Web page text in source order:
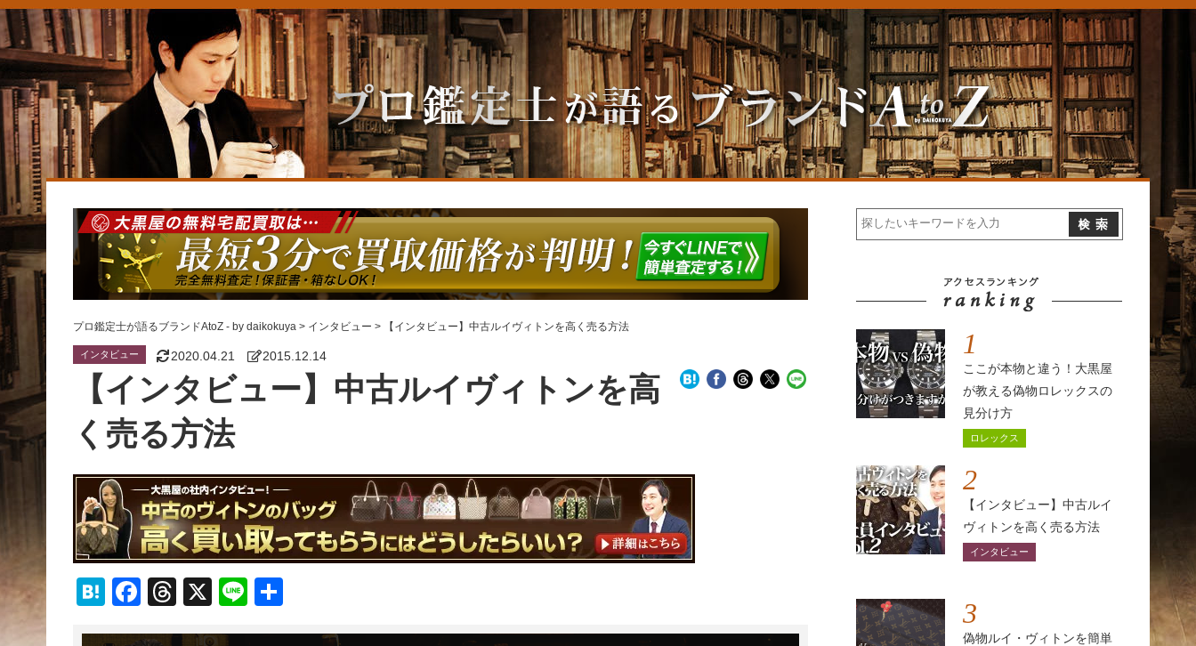
プロ鑑定士が語るブランドAtoZ - by daikokuya > インタビュー > 【インタビュー】中古ルイヴィトンを高く売る方法
インタビュー 2020.04.21 2015.12.14
【インタビュー】中古ルイヴィトンを高
く売る方法
Hatena
Facebook
Threads
X Line
1
ここが本物と違う！大黒屋
が教える偽物ロレックスの
見分け方
ロレックス
2
【インタビュー】中古ルイ
ヴィトンを高く売る方法
インタビュー
3
偽物ルイ・ヴィトンを簡単